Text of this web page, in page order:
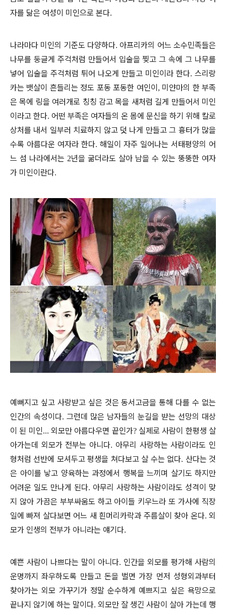
자를 닮은 여성이 미인으로 본다.
나라마다 미인의 기준도 다양하다.아프리카의 어느 소수민족들은
나무를 둥글게 주걱처럼 만들어서 입술을 찢고 그 속에 그 나무를
넣어 입술을 주걱처럼 튀어 나오게 만들고 미인이라 한다. 스리랑
카는 뱃살이 흔들리는 정도 포동 포동한 여인이 , 미얀마의 한 부족
은 목에 링을 여러개로 칭칭 감고 목을 새처럼 길게 만들어서 미인
이라고 한다. 어떤 부족은 여자들의 온 몸에 문신을 하기 위해 칼로
상처를 내서 일부러 치료하지 않고 덧 나게 만들고 그 흉터가 많을
수록 아름다운 여자라 한다. 해일이 자주 일어나는 서태평양의 어
느 섬 나라에서는 2년을 굶더라도 살아 남을 수 있는 뚱뚱한 여자
가 미인이란다.
예뻐지고 싶고 사랑받고 싶은 것은 동서고금을 통해 다를 수 없는
인간의 속성이다. 그런데 많은 남자들의 눈길을 받는 선망의 대상
이 된 미인...외모만 아름다우면 끝인가?실제로 사람이 한평생 살
아가는데 외모가 전부는 아니다. 아무리 사랑하는 사람이라도 인
형처럼 선반에 모셔두고 평생을 쳐다보고 살 수는 없다. 산다는 것
은 아이를 낳고 양육하는 과정에서 행복을 느끼며 살기도 하지만
어려운 일도 만나게 된다. 아무리 사랑하는 사람이라도 성격이 맞
지 않아 가끔은 부부싸움도 하고 아이들 키우느라 또 가사에 직장
일에 빠져 살다보면 어느 새 흰머리카락과 주름살이 찾아 온다.외
모가 인생의 전부가 아니라는 얘기다.
예쁜 사람이 나쁘다는 말이 아니다. 인간을 외모를 평가해 사람의
운명까지 좌우하도록 만들고 돈을 벌면 가장 먼저 성형외과부터
찾아가는 외모 가꾸기가 정말 순수하게 예쁘지고 싶은 욕망으로
끝나지 않기에 하는 말이다. 외모만 잘 생긴 사람이 살아 가는데 행